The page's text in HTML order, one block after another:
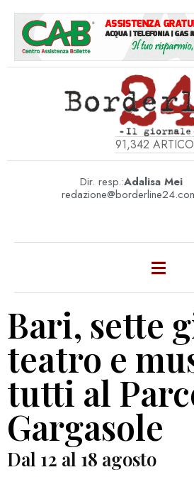
91,342
Dir. resp.:Adalisa Mei
Bari, sette
teatro e
tutti al
Gargasole
Dal 12 al 18 agosto